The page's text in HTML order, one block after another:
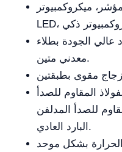
ميكروكمبيوتر
عالي الجودة بطلاء
معدني متين.
المقاوم للصدأ
للصدأ المدلفن
البارد العادي.